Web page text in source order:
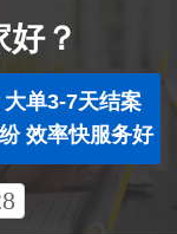
？
单3-7天结案
效率快服务好